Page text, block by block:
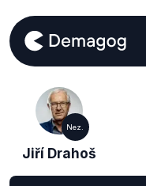
Nez.
Jiří Drahoš